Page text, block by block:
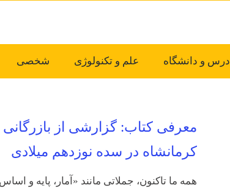
درس و دانشگاه علم و تکنولوژی شخصی
معرفی کتاب: گزارشی از
کرمانشاه در سده نوزدهم میلادی
همه ما تاکنون، جملاتی مانند «آمار، پایه و